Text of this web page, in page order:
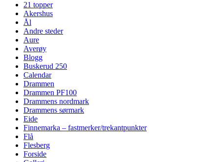
21 topper
Akershus
Ål
Andre steder
Aure
Averøy
Blogg
Buskerud 250
Calendar
Drammen
Drammen PF100
Drammens nordmark
Drammens sørmark
Eide
Finnemarka – fastmerker/trekantpunkter
Flå
Flesberg
Forside